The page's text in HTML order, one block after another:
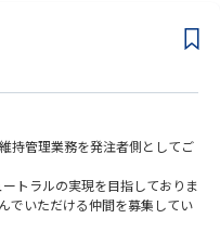
し、プロセス安全性の向上に向
は自動車関連製品の製造経
経験。
またはブラックベルトの資格。
ィスを導入した経験。
またはプロセス最適化プロジェ
持管理業務を発注者側としてご
トラルの実現を目指しておりま
でいただける仲間を募集してい